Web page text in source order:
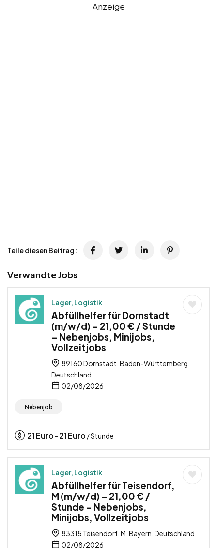
Anzeige
Teile diesen Beitrag:
Verwandte Jobs
Lager, Logistik
Abfüllhelfer für Dornstadt
(m/w/d) – 21,00 € / Stunde
– Nebenjobs, Minijobs,
Vollzeitjobs
89160 Dornstadt, Baden-Württemberg,
Deutschland
02/08/2026
Nebenjob
21Euro - 21Euro / Stunde
Lager, Logistik
Abfüllhelfer für Teisendorf,
M (m/w/d) – 21,00 € /
Stunde – Nebenjobs,
Minijobs, Vollzeitjobs
83315 Teisendorf, M, Bayern, Deutschland
02/08/2026